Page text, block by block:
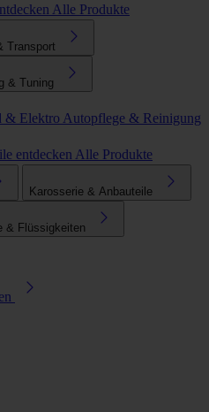
Alle Produkte
Transport
& Tuning
& Elektro Autopflege & Reinigung
entdecken Alle Produkte
Karosserie & Anbauteile
& Flüssigkeiten